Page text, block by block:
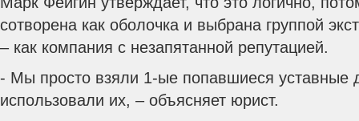
сотворена как оболочка и выбрана группой
– как компания с незапятанной репутацией.
- Мы просто взяли 1-ые попавшиеся уставные
использовали их, – объясняет юрист.